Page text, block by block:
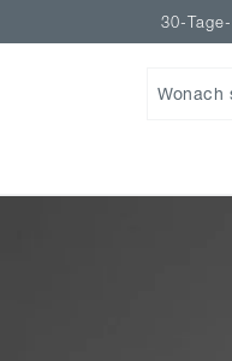
Inhalt
30-
Wonach